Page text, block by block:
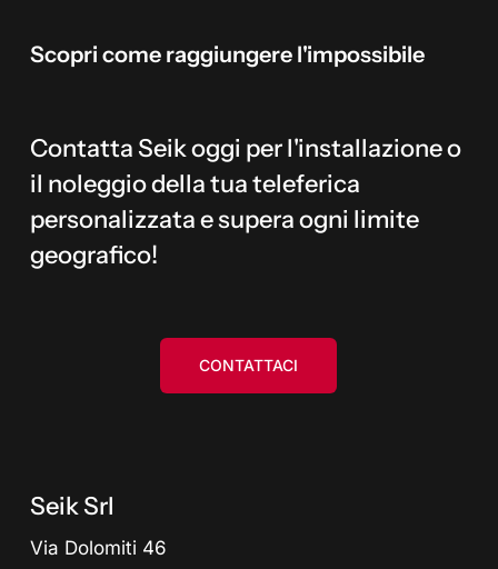
Scopri come raggiungere l'impossibile
Contatta Seik oggi per l'installazione o
il noleggio della tua teleferica
personalizzata e supera ogni limite
geografico!
CONTATTACI
Seik Srl
Via Dolomiti 46